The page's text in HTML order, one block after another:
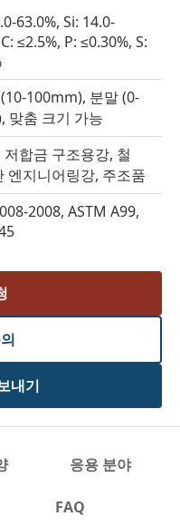
63.0%, Si: 14.0-
≤2.5%, P: ≤0.30%, S:
100mm), 분말 (0-
맞춤 크기 가능
저합금 구조용강, 철
엔지니어링강, 주조품
2008, ASTM A99,
내기
응용 분야
FAQ